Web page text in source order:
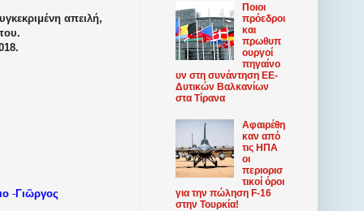
απειλή,
-Γιῶργος
Ποιοι
πρόεδροι
και
πρωθυπ
ουργοί
πηγαίνο
υν στη συνάντηση ΕΕ-
Δυτικών Βαλκανίων
στα Τίρανα
Αφαιρέθη
καν από
τις ΗΠΑ
οι
περιορισ
τικοί όροι
για την πώληση F-16
στην Τουρκία!